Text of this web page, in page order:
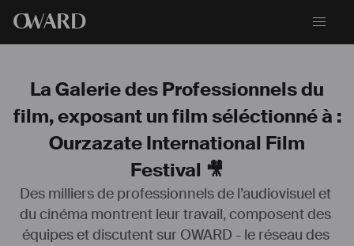
OWARD
La Galerie des Professionnels du
film, exposant un film séléctionné à :
Ourzazate International Film
Festival 🎥
Des milliers de professionnels de l’audiovisuel et
du cinéma montrent leur travail, composent des
équipes et discutent sur OWARD - le réseau des